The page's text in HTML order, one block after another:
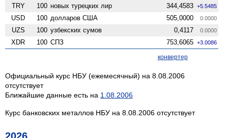
TRY 100 новых турецких лир 344,4583 +5.5485
USD 100 долларов США 505,0000 0.0000
UZS 100 узбекских сумов 0,4117 0.0000
XDR 100 СПЗ 753,6065 +3.0086
конвертер
Официальный курс НБУ (ежемесячный) на 8.08.2006
отсутствует
Ближайшие данные есть на 1.08.2006
Курс банковских металлов НБУ на 8.08.2006 отсутствует